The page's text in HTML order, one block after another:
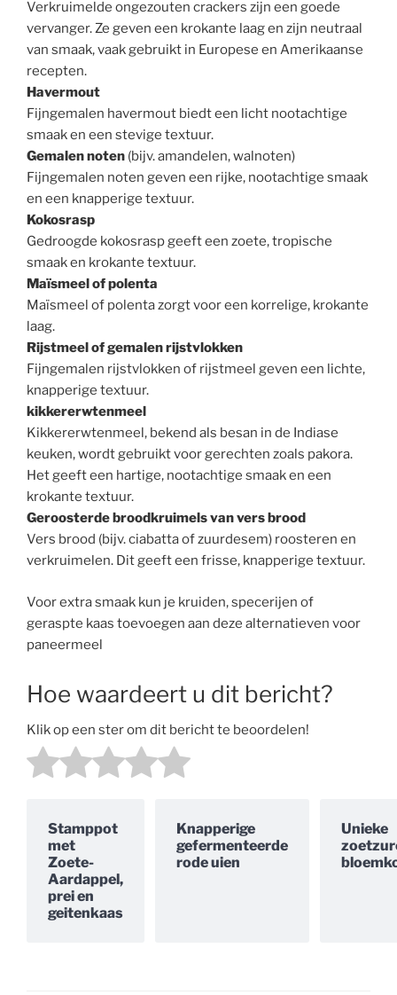
Verkruimelde ongezouten crackers zijn een goede
vervanger. Ze geven een krokante laag en zijn neutraal
van smaak, vaak gebruikt in Europese en Amerikaanse
recepten.
Havermout
Fijngemalen havermout biedt een licht nootachtige
smaak en een stevige textuur.
Gemalen noten (bijv. amandelen, walnoten)
Fijngemalen noten geven een rijke, nootachtige smaak
en een knapperige textuur.
Kokosrasp
Gedroogde kokosrasp geeft een zoete, tropische
smaak en krokante textuur.
Maïsmeel of polenta
Maïsmeel of polenta zorgt voor een korrelige, krokante
laag.
Rijstmeel of gemalen rijstvlokken
Fijngemalen rijstvlokken of rijstmeel geven een lichte,
knapperige textuur.
kikkererwtenmeel
Kikkererwtenmeel, bekend als besan in de Indiase
keuken, wordt gebruikt voor gerechten zoals pakora.
Het geeft een hartige, nootachtige smaak en een
krokante textuur.
Geroosterde broodkruimels van vers brood
Vers brood (bijv. ciabatta of zuurdesem) roosteren en
verkruimelen. Dit geeft een frisse, knapperige textuur.
Voor extra smaak kun je kruiden, specerijen of
geraspte kaas toevoegen aan deze alternatieven voor
paneermeel
Hoe waardeert u dit bericht?
Klik op een ster om dit bericht te beoordelen!
Stamppot
met
Zoete-
Aardappel,
prei en
geitenkaas
Knapperige
gefermenteerde
rode uien
Unieke